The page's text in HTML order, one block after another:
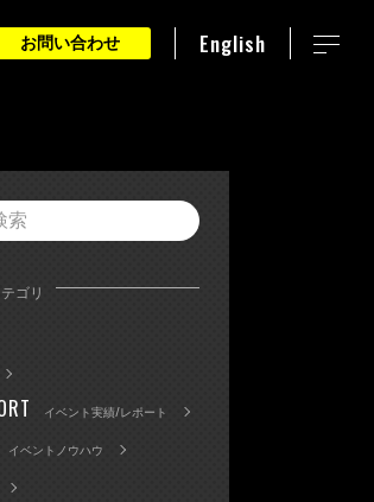
お問い合わせ English
ゴリ
イベント実績/レポート
イベントノウハウ